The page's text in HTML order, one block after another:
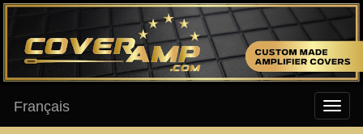
Français